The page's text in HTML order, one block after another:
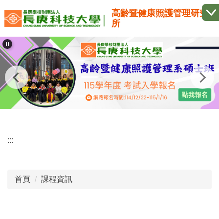
到
要
內
容
區
高齡暨健康照護管理研究
所
:::
首頁 課程資訊